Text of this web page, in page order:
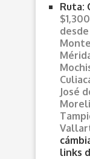
Ruta:
desde
José
links